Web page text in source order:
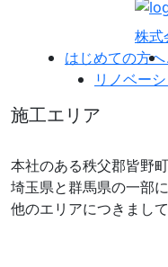
株式
はじめての方へ
リノベー
施工エリア
本社のある秩父郡皆野町
埼玉県と群馬県の一部
他のエリアにつきまし